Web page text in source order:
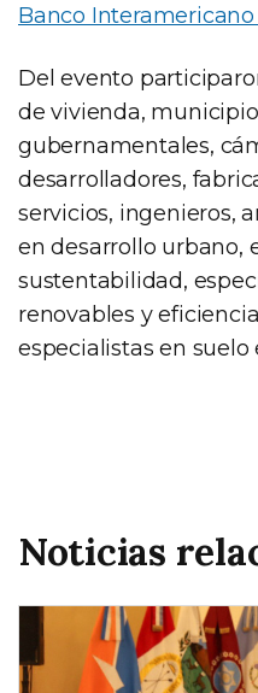
Banco
Del evento
de vivienda,
gubernamentales,
desarrolladores,
servicios, ingenieros,
en desarrollo urbano,
sustentabilidad,
renovables y
especialistas en suelo
Noticias